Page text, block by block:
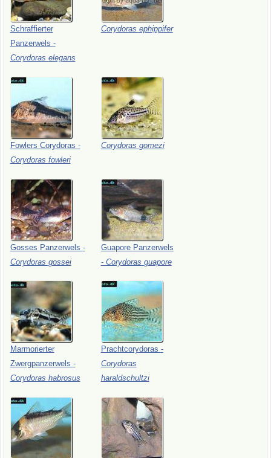
Schraffierter
Panzerwels -
Corydoras elegans
Corydoras ephippifer
Fowlers Corydoras -
Corydoras fowleri
Corydoras gomezi
Gosses Panzerwels -
Corydoras gossei
Guapore Panzerwels
- Corydoras guapore
Marmorierter
Zwergpanzerwels -
Corydoras habrosus
Prachtcorydoras -
Corydoras
haraldschultzi